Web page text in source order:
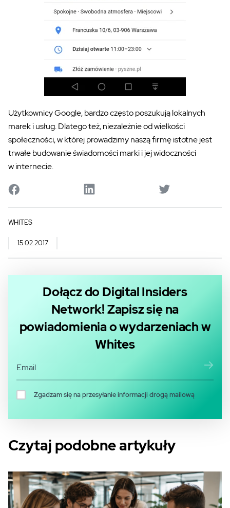
Użytkownicy Google, bardzo często poszukują lokalnych
marek i usług. Dlatego też, niezależnie od wielkości
społeczności, w której prowadzimy naszą firmę istotne jest
trwałe budowanie świadomości marki i jej widoczności
w internecie.
WHITES
15.02.2017
Dołącz do Digital Insiders
Network! Zapisz się na
powiadomienia o wydarzeniach w
Whites
Zgadzam się na przesyłanie informacji drogą mailową
Czytaj podobne artykuły